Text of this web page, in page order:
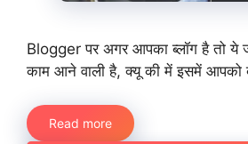
Blogger पर अगर आपका ब्लॉग है तो ये
काम आने वाली है, क्यू की में इसमें आपको
Read more